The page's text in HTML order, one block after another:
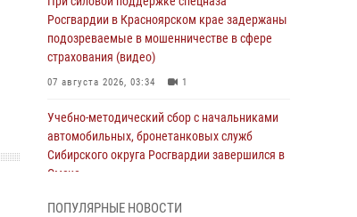
Росгвардии в Красноярском крае задержаны
подозреваемые в мошенничестве в сфере
страхования (видео)
07 августа 2026, 03:34 1
Учебно-методический сбор с начальниками
автомобильных, бронетанковых служб
Сибирского округа Росгвардии завершился в
Омске
ПОПУЛЯРНЫЕ НОВОСТИ